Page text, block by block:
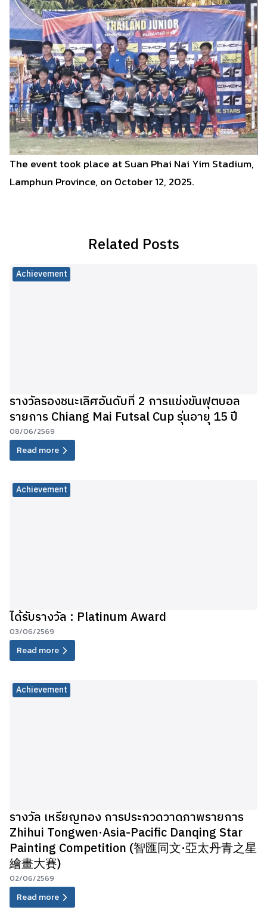
The event took place at Suan Phai Nai Yim Stadium,
Lamphun Province, on October 12, 2025.
Related Posts
Achievement
รางวัลรองชนะเลิศอันดับที่ 2 การแข่งขันฟุตบอล
รายการ Chiang Mai Futsal Cup รุ่นอายุ 15 ปี
08/06/2569
Read more
Achievement
ได้รับรางวัล : Platinum Award
03/06/2569
Read more
Achievement
รางวัล เหรียญทอง การประกวดวาดภาพรายการ
Zhihui Tongwen·Asia-Pacific Danqing Star
Painting Competition (智匯同文·亞太丹青之星
繪畫大賽)
02/06/2569
Read more